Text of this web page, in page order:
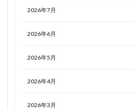
2026年7月
2026年6月
2026年5月
2026年4月
2026年3月